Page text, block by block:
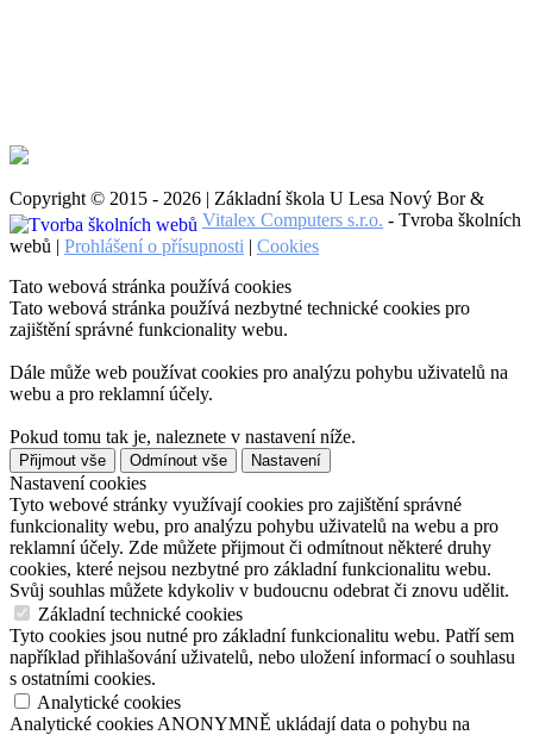
Copyright © 2015 - 2026 | Základní škola U Lesa Nový Bor &
Vitalex Computers s.r.o. - Tvroba školních
webů | Prohlášení o přísupnosti | Cookies
Tato webová stránka používá cookies
Tato webová stránka používá nezbytné technické cookies pro
zajištění správné funkcionality webu.
Dále může web používat cookies pro analýzu pohybu uživatelů na
webu a pro reklamní účely.
Pokud tomu tak je, naleznete v nastavení níže.
Přijmout vše Odmínout vše Nastavení
Nastavení cookies
Tyto webové stránky využívají cookies pro zajištění správné
funkcionality webu, pro analýzu pohybu uživatelů na webu a pro
reklamní účely. Zde můžete přijmout či odmítnout některé druhy
cookies, které nejsou nezbytné pro základní funkcionalitu webu.
Svůj souhlas můžete kdykoliv v budoucnu odebrat či znovu udělit.
Základní technické cookies
Tyto cookies jsou nutné pro základní funkcionalitu webu. Patří sem
například přihlašování uživatelů, nebo uložení informací o souhlasu
s ostatními cookies.
Analytické cookies
Analytické cookies ANONYMNĚ ukládají data o pohybu na